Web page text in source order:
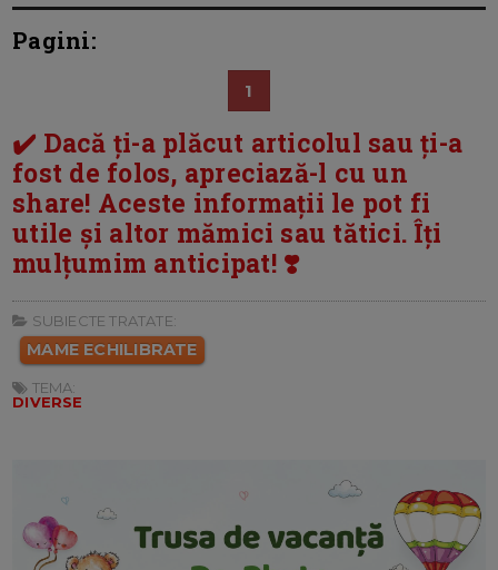
Pagini:
1
✔️ Dacă ți-a plăcut articolul sau ți-a
fost de folos, apreciază-l cu un
share! Aceste informații le pot fi
utile și altor mămici sau tătici. Îți
mulțumim anticipat! ❣️
SUBIECTE TRATATE:
MAME ECHILIBRATE
TEMA:
DIVERSE